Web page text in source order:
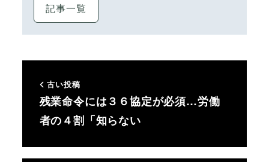
記事一覧
古い投稿
残業命令には３６協定が必須…労働
者の４割「知らない